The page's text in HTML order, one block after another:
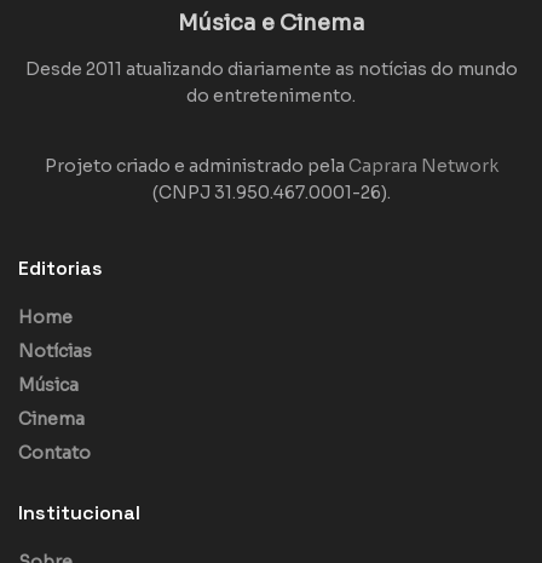
Música e Cinema
Desde 2011 atualizando diariamente as notícias do mundo
do entretenimento.
Projeto criado e administrado pela Caprara Network
(CNPJ 31.950.467.0001-26).
Editorias
Home
Notícias
Música
Cinema
Contato
Institucional